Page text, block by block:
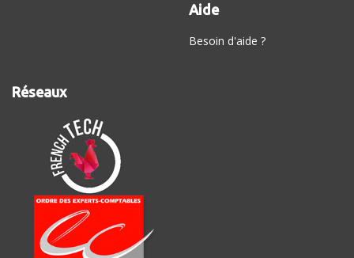
Aide
Besoin d'aide ?
Réseaux